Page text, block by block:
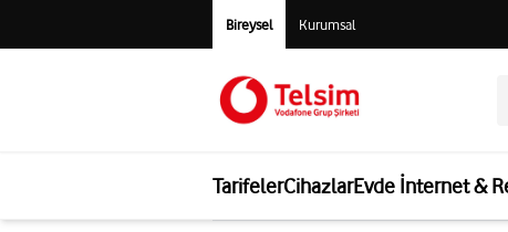
Bireysel Kurumsal
TarifelerCihazlarEvde İnternet &